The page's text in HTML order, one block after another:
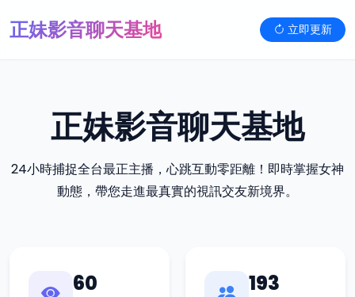
正妹影音聊天基地 立即更新
正妹影音聊天基地
24小時捕捉全台最正主播，心跳互動零距離！即時掌握女神
動態，帶您走進最真實的視訊交友新境界。
60 193